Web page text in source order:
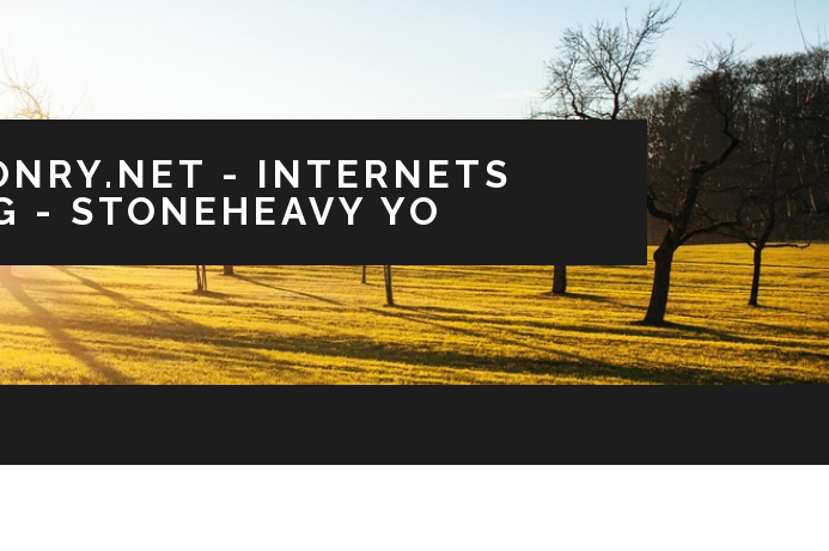
- INTERNETS
- STONEHEAVY YO